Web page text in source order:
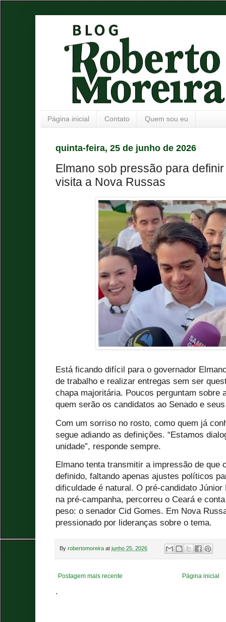
Página inicial Contato Quem sou eu
quinta-feira, 25 de junho de 2026
Elmano sob pressão para
visita a Nova Russas
Está ficando difícil para o governador
de trabalho e realizar entregas sem ser
chapa majoritária. Poucos perguntam sobre
quem serão os candidatos ao Senado e
Com um sorriso no rosto, como quem já
segue adiando as definições. “Estamos
unidade”, responde sempre.
Elmano tenta transmitir a impressão de que
definido, faltando apenas ajustes políticos
dificuldade é natural. O pré-candidato
na pré-campanha, percorreu o Ceará e
peso: o senador Cid Gomes. Em Nova
pressionado por lideranças sobre o tema.
By robertomoreira at junho 25, 2026
Postagem mais recente Página inicial
.